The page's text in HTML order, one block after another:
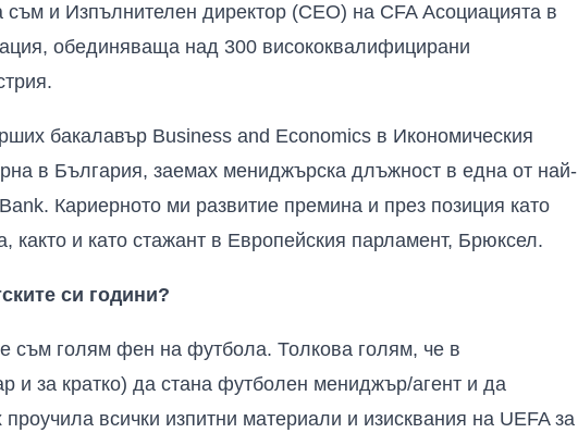
и Изпълнителен директор (CEO) на CFA Асоциацията в
обединяваща над 300 висококвалифицирани
бакалавър Business and Economics в Икономическия
в България, заемах мениджърска длъжност в една от най-
Кариерното ми развитие премина и през позиция като
както и като стажант в Европейския парламент, Брюксел.
си години?
съм голям фен на футбола. Толкова голям, че в
и за кратко) да стана футболен мениджър/агент и да
всички изпитни материали и изисквания на UEFA за